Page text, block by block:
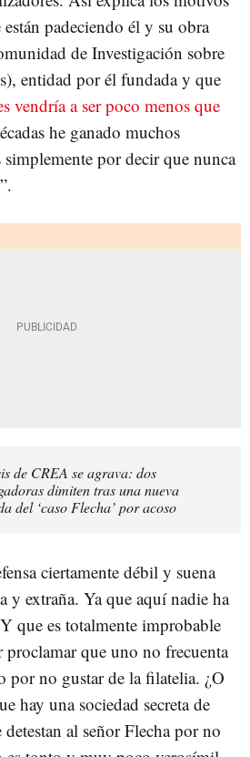
padeciendo él y su obra
de Investigación sobre
entidad por él fundada y que
vendría a ser poco menos que
he ganado muchos
por decir que nunca
de CREA se agrava: dos
dimiten tras una nueva
del ‘caso Flecha’ por acoso
ciertamente débil y suena
y extraña. Ya que aquí nadie ha
que es totalmente improbable
proclamar que uno no frecuenta
por no gustar de la filatelia. ¿O
hay una sociedad secreta de
al señor Flecha por no